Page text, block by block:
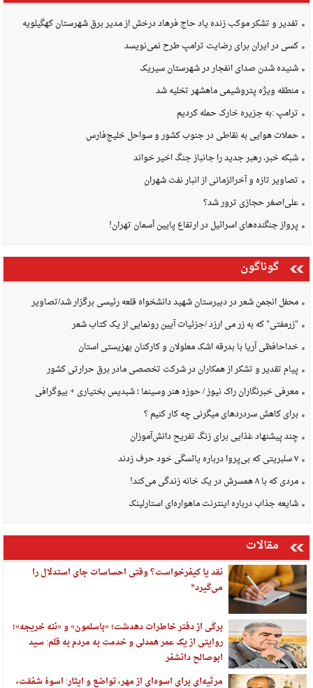
تفدیر و تشکر موکب زنده یاد حاج فرهاد درخش از مدیر برق شهرستان کهگیلویه
کسی در ایران برای رضایت ترامپ طرح نمی‌نویسد
شنیده شدن صدای انفجار در شهرستان سیریک
منطقه ویژه پتروشیمی ماهشهر تخلیه شد
ترامپ :به جزیره خارک حمله کردیم
حملات هوایی به نقاطی در جنوب کشور و سواحل خلیج‌فارس
شبکه خبر، رهبر جدید را جانباز جنگ اخیر خواند
تصاویر تازه و آخرالزمانی از انبار نفت شهران
علی‌اصغر حجازی ترور شد؟
پرواز جنگنده‌های اسرائیل در ارتفاع پایین آسمان تهران!
گوناگون
محفل انجمن شعر در دبیرستان شهید دانشخواه قلعه رئیسی برگزار شد/تصاویر
"زرمفتی" که به زر می ارزد /جزئیات آیین رونمایی از یک کتاب شعر
خداحافظی آریا با بدرقه اشک معلولان و کارکنان بهزیستی استان
پیام تقدیر و تشکر از همکاران در شرکت تخصصی مادر برق حرارتی کشور
معرفی خبرنگاران راک نیوز / حوزه هنر وسینما ؛ شبدیس بختیاری + بیوگرافی
برای کاهش سردردهای میگرنی چه کار کنیم ؟
چند پیشنهاد غذایی برای زنگ تفریح دانش‌آموزان
۷ سلبریتی که بی‌پروا درباره یائسگی خود حرف زدند
مردی که با ۸ همسرش در یک خانه زندگی می‌کند!
شایعه جذاب درباره اینترنت ماهواره‌ای استارلینک
مقالات
نقد یا کیفرخواست؟ وقتی احساسات جای استدلال را
می‌گیرد*
برگی از دفتر خاطرات دهدشت؛ «باسلمون» و «ننه خریجه»؛
روایتی از یک عمر همدلی و خدمت به مردم به قلم: سید
ابوصالح دانشفر
مرثیه‌ای برای اسوه‌ای از مهر، تواضع و ایثار: اسوهٔ شفقت،